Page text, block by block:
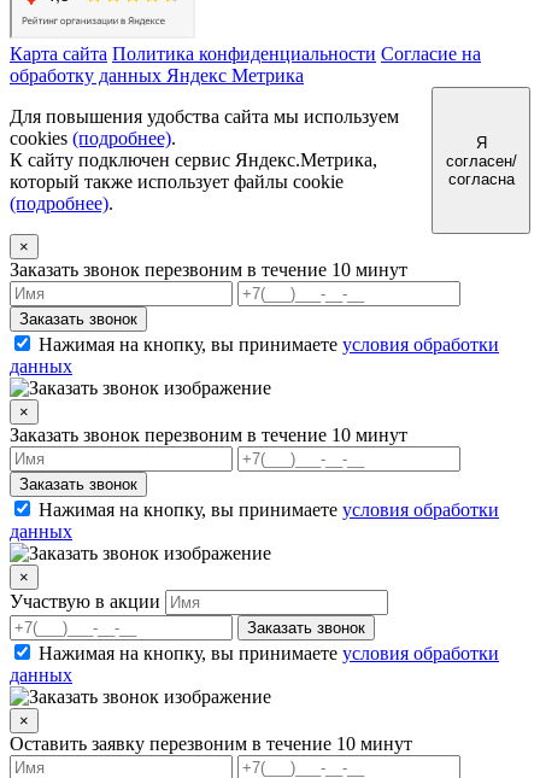
Карта сайта Политика конфиденциальности Согласие на
обработку данных Яндекс Метрика
Для повышения удобства сайта мы используем
cookies (подробнее).
К сайту подключен сервис Яндекс.Метрика,
который также использует файлы cookie
(подробнее).
Я
согласен/
согласна
×
Заказать звонок перезвоним в течение 10 минут
Заказать звонок
Нажимая на кнопку, вы принимаете условия обработки
данных
×
Заказать звонок перезвоним в течение 10 минут
Заказать звонок
Нажимая на кнопку, вы принимаете условия обработки
данных
×
Участвую в акции
Заказать звонок
Нажимая на кнопку, вы принимаете условия обработки
данных
×
Оставить заявку перезвоним в течение 10 минут